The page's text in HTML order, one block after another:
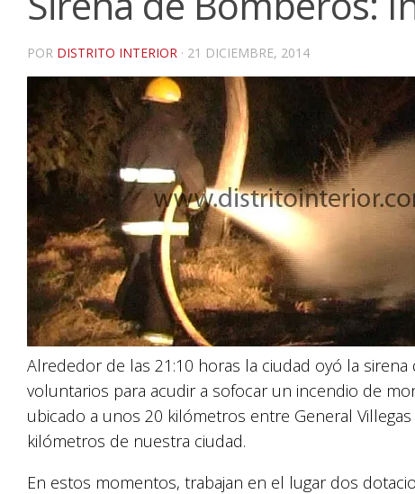
POR DISTRITO INTERIOR · 21 DICIEMBRE, 2014
Alrededor de las 21:10 horas la ciudad oyó la
voluntarios para acudir a sofocar un incendio de
ubicado a unos 20 kilómetros entre General
kilómetros de nuestra ciudad.
En estos momentos, trabajan en el lugar dos